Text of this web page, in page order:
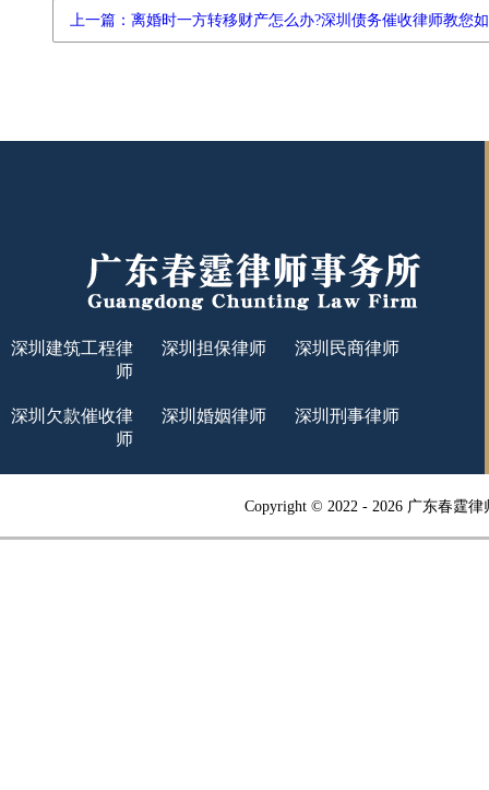
上一篇：离婚时一方转移财产怎么办?深圳债务催收律师教您
深圳建筑工程律
师
深圳担保律师 深圳民商律师
深圳欠款催收律
师
深圳婚姻律师 深圳刑事律师
Copyright © 2022 - 2026 广东春霆